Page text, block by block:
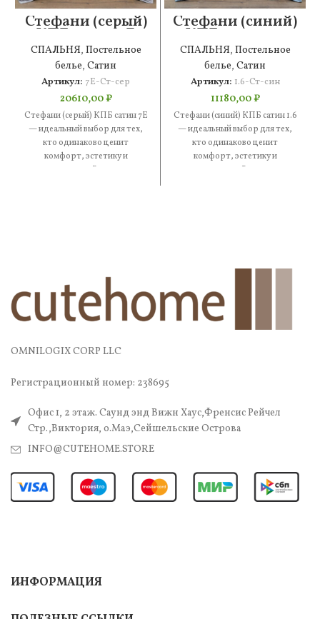
Стефани (серый)
КПБ сатин 7Е
СПАЛЬНЯ, Постельное
белье, Сатин
Артикул: 7Е-Ст-сер
20610,00₽
Стефани (серый) КПБ сатин 7Е
— идеальный выбор для тех,
кто одинаково ценит
комфорт, эстетику и
практичность. В составе —
Стефани (синий)
КПБ сатин 1.6
СПАЛЬНЯ, Постельное
белье, Сатин
Артикул: 1.6-Ст-син
11180,00₽
Стефани (синий) КПБ сатин 1.6
— идеальный выбор для тех,
кто одинаково ценит
комфорт, эстетику и
практичность. В составе —
OMNILOGIX CORP LLC
Регистрационный номер: 238695
Офис 1, 2 этаж. Саунд энд Вижн Хаус,Френсис Рейчел
Стр.,Виктория, о.Маэ,Сейшельские Острова
INFO@CUTEHOME.STORE
ИНФОРМАЦИЯ